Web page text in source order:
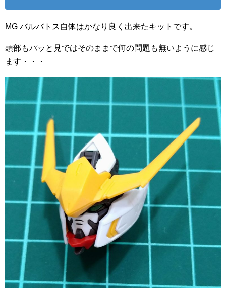
MG バルバトス自体はかなり良く出来たキットです。
頭部もパッと見ではそのままで何の問題も無いように感じ
ます・・・